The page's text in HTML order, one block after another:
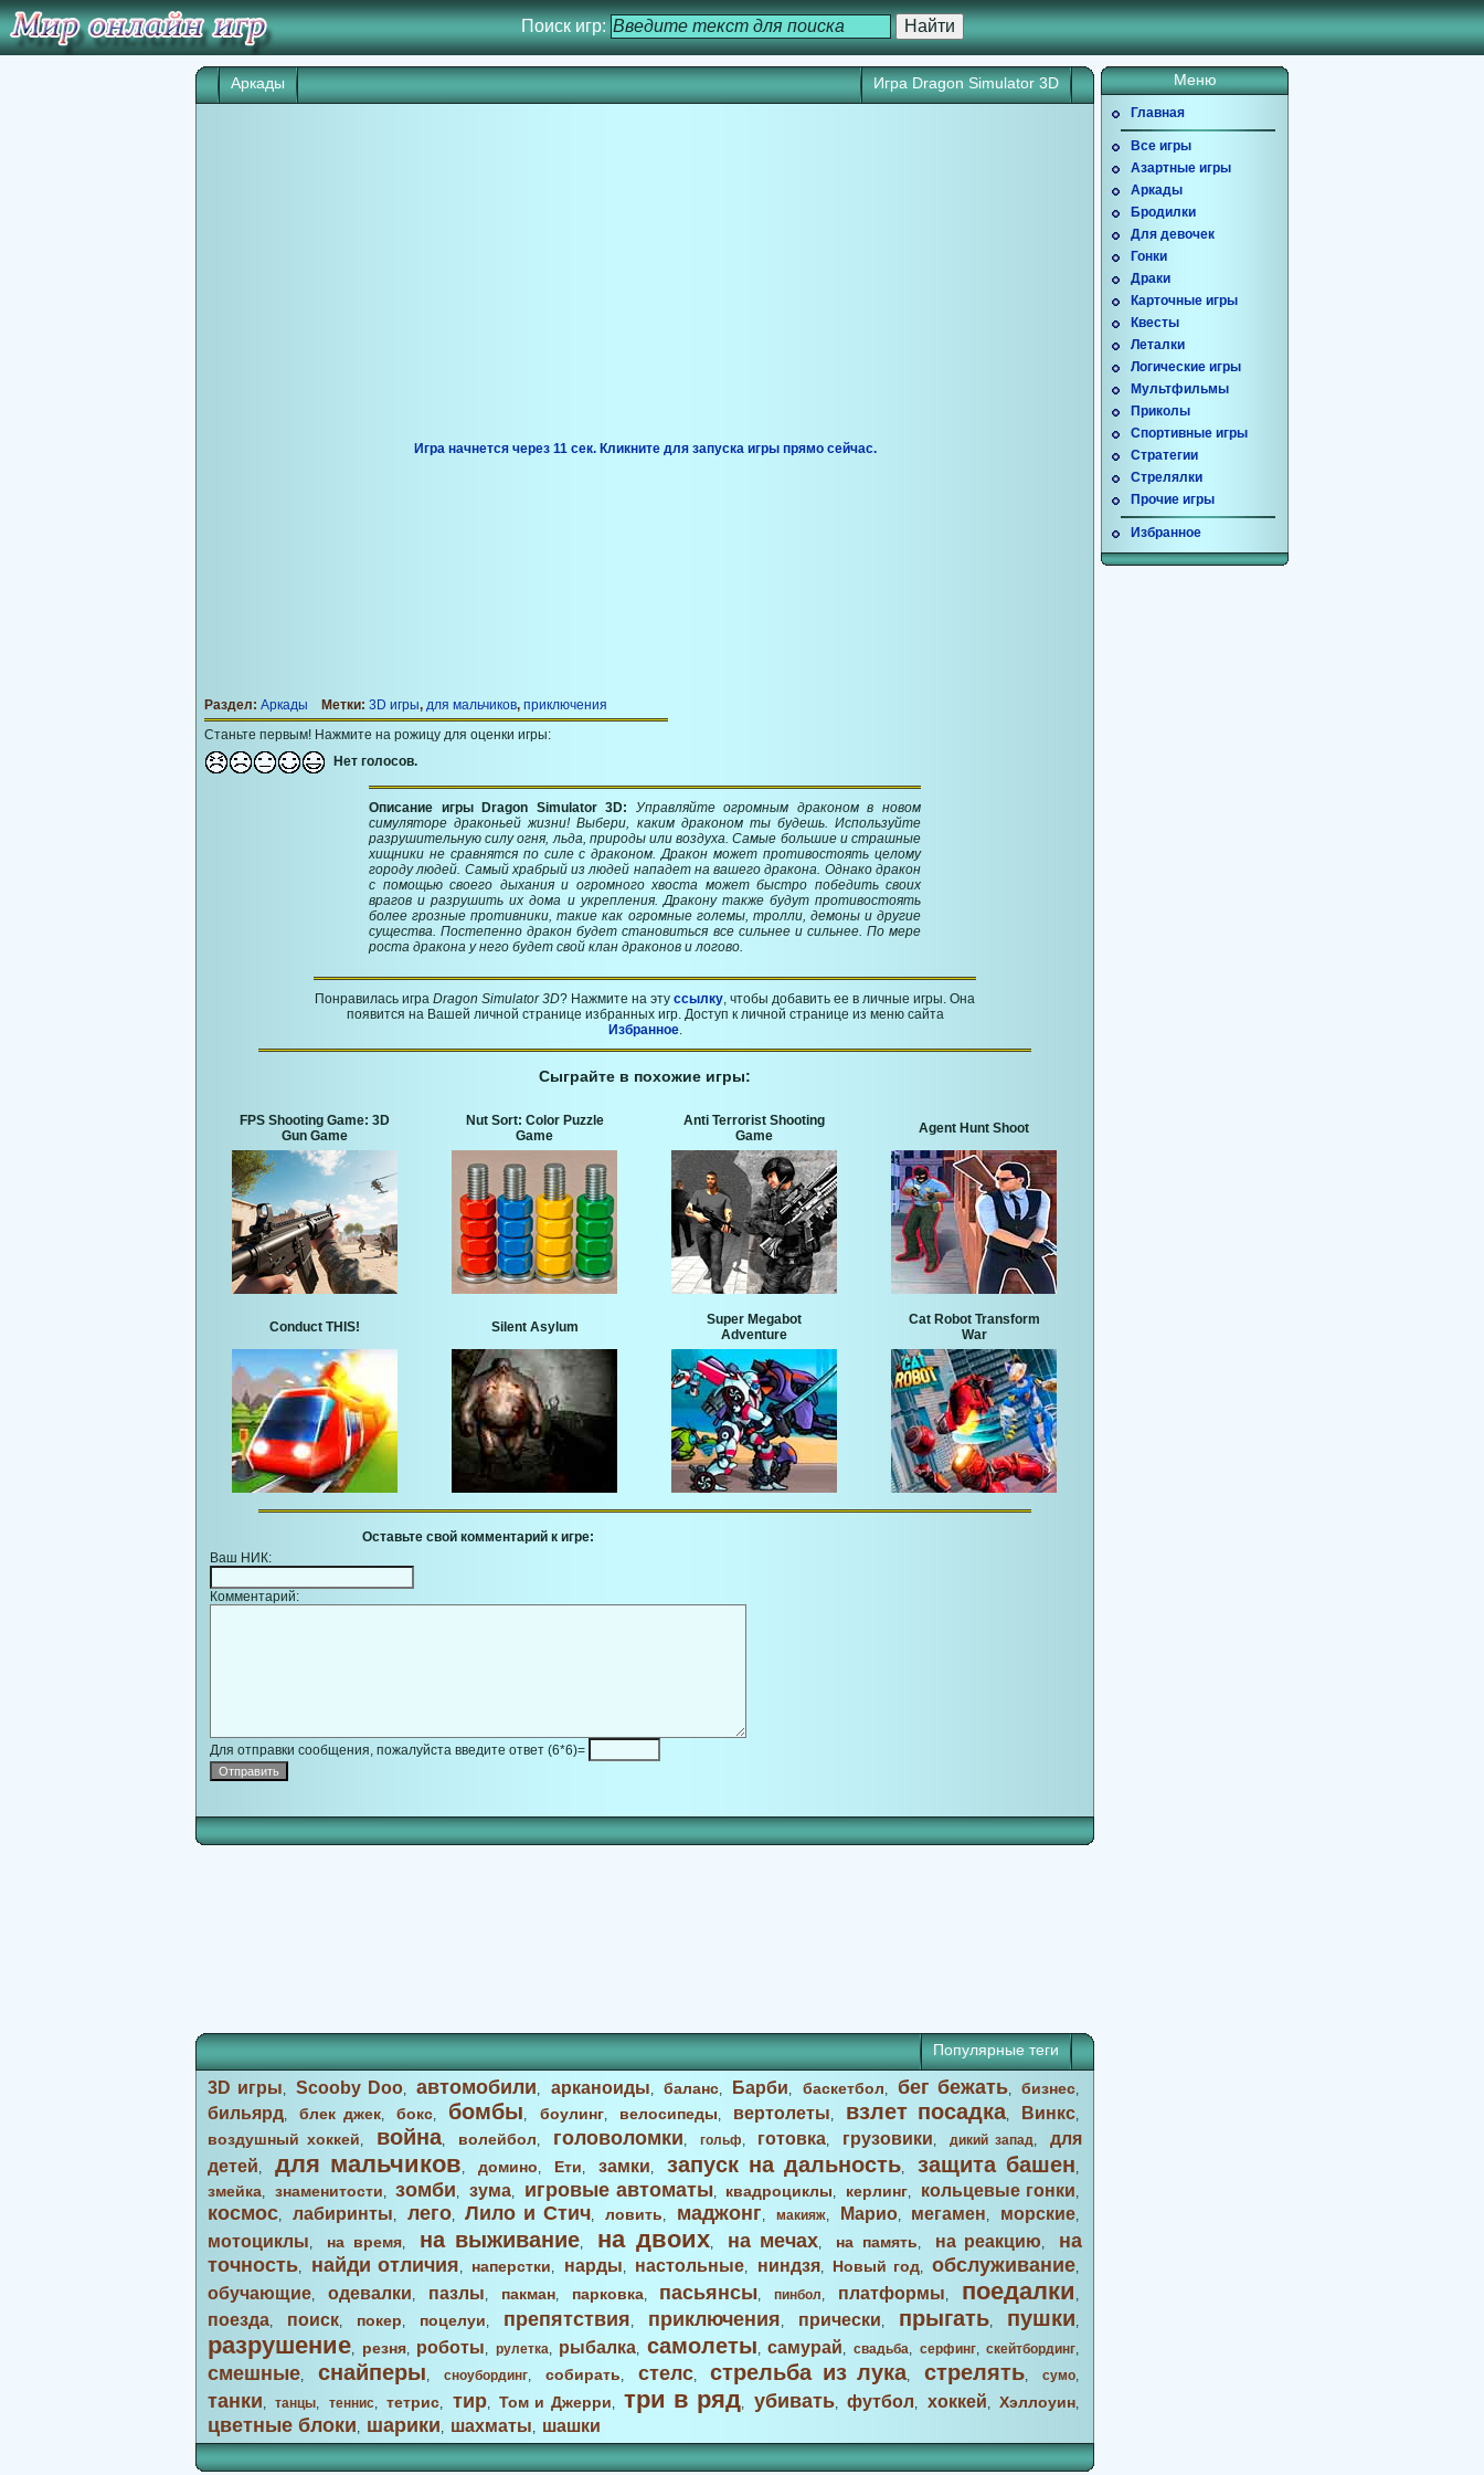
Поиск игр:
Игра Dragon Simulator 3D
Аркады
Игра начнется через 10 сек. Кликните для запуска игры прямо сейчас.
Раздел: Аркады Метки: 3D игры, для мальчиков, приключения
Станьте первым! Нажмите на рожицу для оценки игры:
Нет голосов.
Описание игры Dragon Simulator 3D: Управляйте огромным драконом в новом
симуляторе драконьей жизни! Выбери, каким драконом ты будешь. Используйте
разрушительную силу огня, льда, природы или воздуха. Самые большие и страшные
хищники не сравнятся по силе с драконом. Дракон может противостоять целому
городу людей. Самый храбрый из людей нападет на вашего дракона. Однако дракон
с помощью своего дыхания и огромного хвоста может быстро победить своих
врагов и разрушить их дома и укрепления. Дракону также будут противостоять
более грозные противники, такие как огромные големы, тролли, демоны и другие
существа. Постепенно дракон будет становиться все сильнее и сильнее. По мере
роста дракона у него будет свой клан драконов и логово.
Понравилась игра Dragon Simulator 3D? Нажмите на эту ссылку, чтобы добавить ее в личные игры. Она
появится на Вашей личной странице избранных игр. Доступ к личной странице из меню сайта
Избранное.
Сыграйте в похожие игры:
FPS Shooting Game: 3D
Gun Game
Nut Sort: Color Puzzle
Game
Anti Terrorist Shooting
Game
Agent Hunt Shoot
Conduct THIS! Silent Asylum
Super Megabot
Adventure
Cat Robot Transform
War
Оставьте свой комментарий к игре:
Ваш НИК:
Комментарий:
Для отправки сообщения, пожалуйста введите ответ (6*6)=
Популярные теги
3D игры,Scooby Doo,автомобили, арканоиды, баланс, Барби, баскетбол, бег бежать,бизнес,
бильярд,блек джек,бокс, бомбы, боулинг, велосипеды, вертолеты, взлет посадка, Винкс,
воздушный хоккей, война, волейбол, головоломки, гольф, готовка, грузовики,дикий запад,для
детей, для мальчиков, домино, Ети, замки, запуск на дальность, защита башен,
змейка, знаменитости,зомби, зума, игровые автоматы, квадроциклы, керлинг, кольцевые гонки,
космос, лабиринты, лего,Лило и Стич,ловить, маджонг, макияж, Марио, мегамен, морские,
мотоциклы, на время, на выживание, на двоих, на мечах, на память, на реакцию, на
точность, найди отличия, наперстки, нарды, настольные, ниндзя, Новый год, обслуживание,
обучающие, одевалки, пазлы, пакман, парковка, пасьянсы,пинбол, платформы, поедалки ,
поезда, поиск, покер, поцелуи, препятствия, приключения, прически, прыгать, пушки,
разрушение, резня, роботы, рулетка, рыбалка, самолеты,самурай, свадьба, серфинг,скейтбординг,
смешные, снайперы, сноубординг, собирать, стелс,стрельба из лука,стрелять, сумо,
танки,танцы, теннис,тетрис, тир,Том и Джерри, три в ряд, убивать,футбол, хоккей,Хэллоуин,
цветные блоки, шарики, шахматы, шашки
Меню
Главная
Все игры
Азартные игры
Аркады
Бродилки
Для девочек
Гонки
Драки
Карточные игры
Квесты
Леталки
Логические игры
Мультфильмы
Приколы
Спортивные игры
Стратегии
Стрелялки
Прочие игры
Избранное